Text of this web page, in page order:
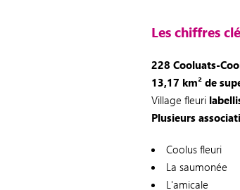
Les chiffres
228 Cooluats-
13,17 km² de
Village fleuri
Plusieurs
Coolus fleuri
La saumonée
L'amicale